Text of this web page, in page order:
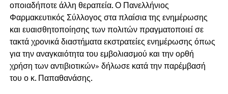
οποιαδήποτε άλλη θεραπεία. Ο Πανελλήνιος
Φαρμακευτικός Σύλλογος στα πλαίσια της ενημέρωσης
και ευαισθητοποίησης των πολιτών πραγματοποιεί σε
τακτά χρονικά διαστήματα εκστρατείες ενημέρωσης όπως
για την αναγκαιότητα του εμβολιασμού και την ορθή
χρήση των αντιβιοτικών» δήλωσε κατά την παρέμβασή
του ο κ. Παπαθανάσης.